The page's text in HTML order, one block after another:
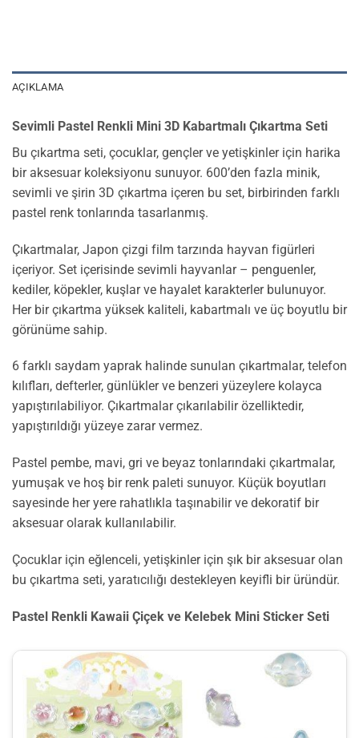
AÇIKLAMA
Sevimli Pastel Renkli Mini 3D Kabartmalı Çıkartma Seti
Bu çıkartma seti, çocuklar, gençler ve yetişkinler için harika
bir aksesuar koleksiyonu sunuyor. 600’den fazla minik,
sevimli ve şirin 3D çıkartma içeren bu set, birbirinden farklı
pastel renk tonlarında tasarlanmış.
Çıkartmalar, Japon çizgi film tarzında hayvan figürleri
içeriyor. Set içerisinde sevimli hayvanlar – penguenler,
kediler, köpekler, kuşlar ve hayalet karakterler bulunuyor.
Her bir çıkartma yüksek kaliteli, kabartmalı ve üç boyutlu bir
görünüme sahip.
6 farklı saydam yaprak halinde sunulan çıkartmalar, telefon
kılıfları, defterler, günlükler ve benzeri yüzeylere kolayca
yapıştırılabiliyor. Çıkartmalar çıkarılabilir özelliktedir,
yapıştırıldığı yüzeye zarar vermez.
Pastel pembe, mavi, gri ve beyaz tonlarındaki çıkartmalar,
yumuşak ve hoş bir renk paleti sunuyor. Küçük boyutları
sayesinde her yere rahatlıkla taşınabilir ve dekoratif bir
aksesuar olarak kullanılabilir.
Çocuklar için eğlenceli, yetişkinler için şık bir aksesuar olan
bu çıkartma seti, yaratıcılığı destekleyen keyifli bir üründür.
Pastel Renkli Kawaii Çiçek ve Kelebek Mini Sticker Seti